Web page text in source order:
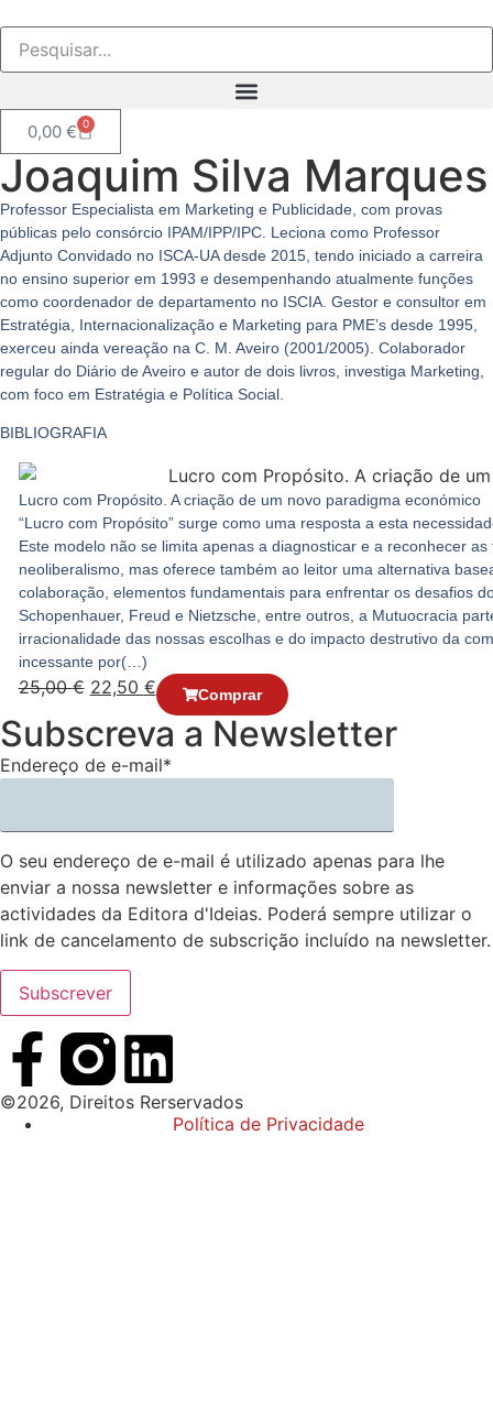
0,00 € 0
Joaquim Silva Marques
Professor Especialista em Marketing e Publicidade, com provas
públicas pelo consórcio IPAM/IPP/IPC. Leciona como Professor
Adjunto Convidado no ISCA-UA desde 2015, tendo iniciado a carreira
no ensino superior em 1993 e desempenhando atualmente funções
como coordenador de departamento no ISCIA. Gestor e consultor em
Estratégia, Internacionalização e Marketing para PME’s desde 1995,
exerceu ainda vereação na C. M. Aveiro (2001/2005). Colaborador
regular do Diário de Aveiro e autor de dois livros, investiga Marketing,
com foco em Estratégia e Política Social.
BIBLIOGRAFIA
Lucro com Propósito. A criação de um novo paradigma económico
“Lucro com Propósito” surge como uma resposta a esta
Este modelo não se limita apenas a diagnosticar e a reconhecer
neoliberalismo, mas oferece também ao leitor uma alternativa
colaboração, elementos fundamentais para enfrentar os desafios
Schopenhauer, Freud e Nietzsche, entre outros, a Mutuocracia
irracionalidade das nossas escolhas e do impacto destrutivo da
incessante por(…)
25,00€ 22,50 € Comprar
Subscreva a Newsletter
Endereço de e-mail*
O seu endereço de e-mail é utilizado apenas para lhe
enviar a nossa newsletter e informações sobre as
actividades da Editora d'Ideias. Poderá sempre utilizar o
link de cancelamento de subscrição incluído na newsletter.
©2026, Direitos Rerservados
Política de Privacidade